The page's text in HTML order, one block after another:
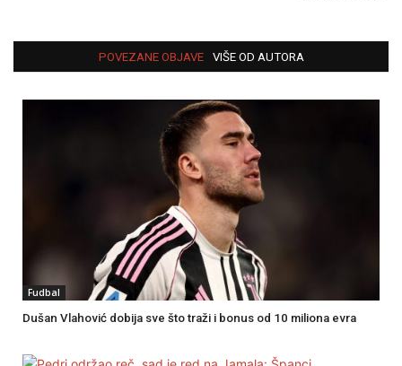
POVEZANE OBJAVE VIŠE OD AUTORA
Fudbal
Dušan Vlahović dobija sve što traži i bonus od 10 miliona evra